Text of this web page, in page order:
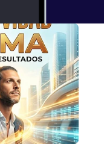
IA para Principiantes
hoy
y mejora tu